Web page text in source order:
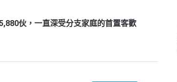
伙，一直深受分支家庭的首置客歡